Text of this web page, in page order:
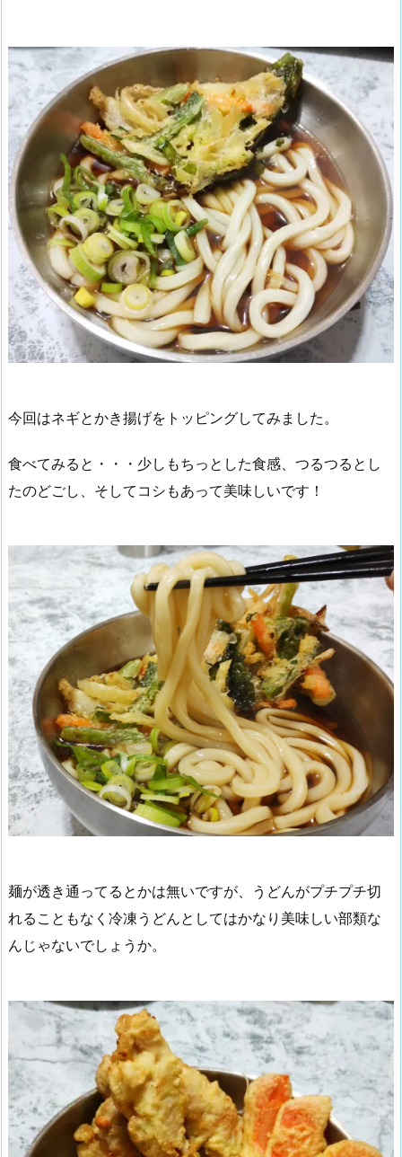
今回はネギとかき揚げをトッピングしてみました。
食べてみると・・・少しもちっとした食感、つるつるとし
たのどごし、そしてコシもあって美味しいです！
麺が透き通ってるとかは無いですが、うどんがプチプチ切
れることもなく冷凍うどんとしてはかなり美味しい部類な
んじゃないでしょうか。